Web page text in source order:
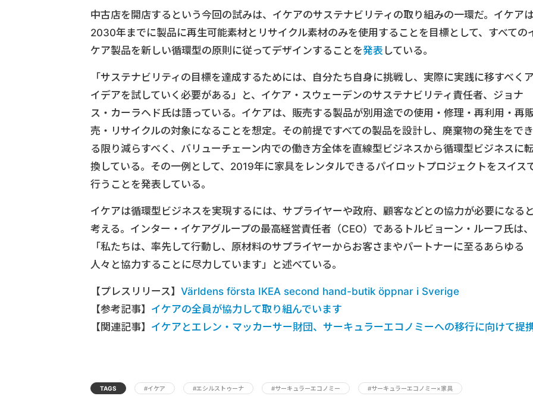
中古店を開店するという今回の試みは、イケアのサステナビリティの取り組みの一環だ。イケア
2030年までに製品に再生可能素材とリサイクル素材のみを使用することを目標として、すべての
ケア製品を新しい循環型の原則に従ってデザインすることを発表 している。
「サステナビリティの目標を達成するためには、自分たち自身に挑戦し、実際に実践に移すべくア
イデアを試していく必要がある」と、イケア・スウェーデンのサステナビリティ責任者、ジョナ
ス・カーラヘド氏は語っている。イケアは、販売する製品が別用途での使用・修理・再利用・再
売・リサイクルの対象になることを想定。その前提ですべての製品を設計し、廃棄物の発生をでき
る限り減らすべく、バリューチェーン内での働き方全体を直線型ビジネスから循環型ビジネスに
換している。その一例として、2019年に家具をレンタルできるパイロットプロジェクトをスイス
行うことを発表している。
イケアは循環型ビジネスを実現するには、サプライヤーや政府、顧客などとの協力が必要になると
考える。インター・イケアグループの最高経営責任者（CEO）であるトルビョーン・ルーフ氏は、
「私たちは、率先して行動し、原材料のサプライヤーからお客さまやパートナーに至るあらゆる
人々と協力することに尽力しています」と述べている。
【プレスリリース】 Världens första IKEA second hand-butik öppnar i Sverige
【参考記事】 イケアの全員が協力して取り組んでいます
【関連記事】 イケアとエレン・マッカーサー財団、サーキュラーエコノミーへの移行に向けて提
TAGS #イケア #エシルストゥーナ #サーキュラーエコノミー #サーキュラーエコノミー×家具